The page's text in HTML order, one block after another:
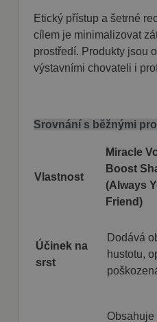
Etický přístup a šetrné
cílem je minimalizovat
prostředí. Produkty jsou
výstavními chovateli i
Srovnání s běžnými
Vlastnost
Miracle
Boost
(Always
Friend)
Účinek na
srst
Dodává
hustotu,
Obsahuje
Název
/
shop5_pocitadlo
/
nastav_lang
ochrany osobních údajů